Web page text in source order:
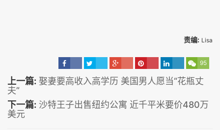
责编: Lisa
95
上一篇: 娶妻要高收入高学历 美国男人愿当“花瓶丈
夫”
下一篇: 沙特王子出售纽约公寓 近千平米要价480万
美元